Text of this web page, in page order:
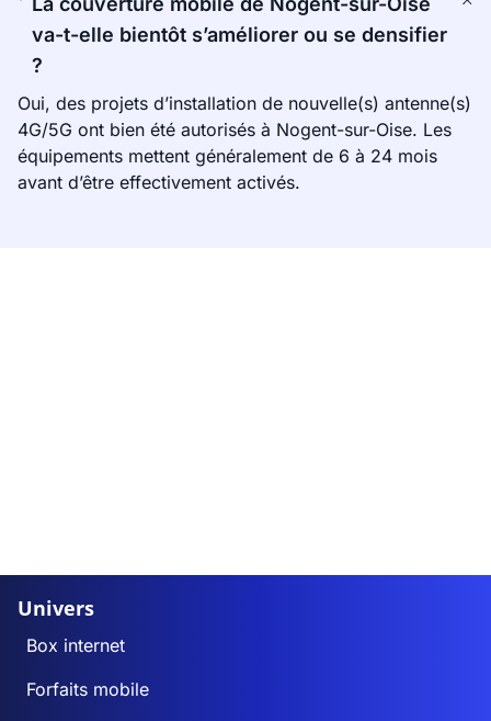
va-t-elle bientôt s’améliorer ou se densifier
?
Oui, des projets d’installation de nouvelle(s) antenne(s)
4G/5G ont bien été autorisés à Nogent-sur-Oise. Les
équipements mettent généralement de 6 à 24 mois
avant d’être effectivement activés.
Univers
Box internet
Forfaits mobile